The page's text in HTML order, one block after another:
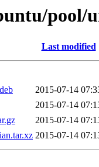
pool/
Last modified
2015-07-14
2015-07-14
2015-07-14
2015-07-14